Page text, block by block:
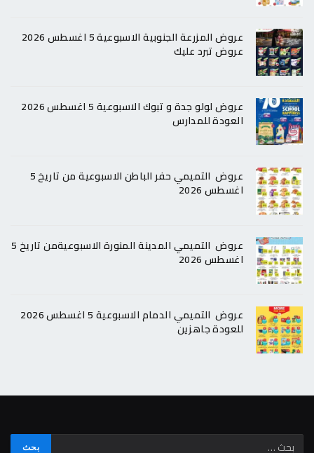
عروض المزرعة الجنوبية الاسبوعية 5 اغسطس 2026
عروض تبرد عليك
عروض لولو جدة و تبوك الاسبوعية 5 اغسطس 2026
العودة للمدارس
عروض التميمي حفر الباطن الاسبوعية من تاريخ 5
اغسطس 2026
عروض التميمي المدينة المنورة الاسبوعيةمن تاريخ 5
اغسطس 2026
عروض التميمي الدمام الاسبوعية 5 اغسطس 2026
للعودة جاهزين